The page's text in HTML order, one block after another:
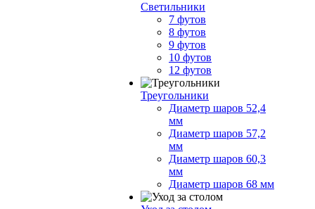
Светильники
7 футов
8 футов
9 футов
10 футов
12 футов
Треугольники
Диаметр шаров 52,4
мм
Диаметр шаров 57,2
мм
Диаметр шаров 60,3
мм
Диаметр шаров 68 мм